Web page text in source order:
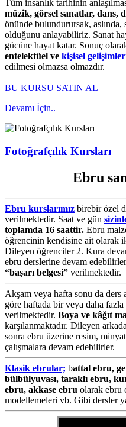
Tüm insanlık tarihinin
müzik, görsel sanatlar, dans,
önünde bulundurursak,
olduğunu anlayabiliriz. Sanat
gücüne hayat katar. Sonuç
entelektüel ve kişisel
edilmesi olmazsa olmazdır.
BU KURSU SATIN AL
Devamı İçin..
Fotoğrafçılık Kursları
Ebru
Ebru kurslarımız birebir özel
verilmektedir. Saat ve gün
toplamda 16 saattir. Ebru
öğrencinin kendisine ait olarak
Dileyen öğrenciler 2. Kura
ebru derslerine devam
“başarı belgesi” verilmektedir.
Akşam veya hafta sonu da
göre haftada bir veya daha
verilmektedir. Boya ve kâğıt
karşılanmaktadır. Dileyen
sonra ebru üzerine resim,
çalışmalara devam edebilirler.
Klasik ebrular; battal ebru,
bülbülyuvası, taraklı ebru,
ebru, akkase ebru olarak ebru
modellemeleri vb. Gibi dersler